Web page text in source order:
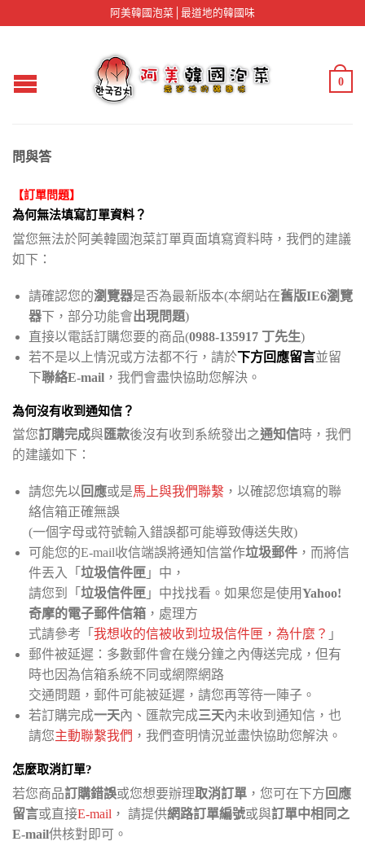
阿美韓國泡菜│最道地的韓國味
0
問與答
【訂單問題】
為何無法填寫訂單資料？
當您無法於阿美韓國泡菜訂單頁面填寫資料時，我們的建議
如下：
請確認您的瀏覽器是否為最新版本(本網站在舊版IE6瀏覽
器下，部分功能會出現問題)
直接以電話訂購您要的商品(0988-135917 丁先生)
若不是以上情況或方法都不行，請於下方回應留言並留
下聯絡E-mail ，我們會盡快協助您解決。
為何沒有收到通知信？
當您訂購完成與匯款後沒有收到系統發出之通知信時，我們
的建議如下：
請您先以 回應或是馬上與我們聯繫 ，以確認您填寫的聯
絡信箱正確無誤
(一個字母或符號輸入錯誤都可能導致傳送失敗)
可能您的E-mail收信端誤將通知信當作垃圾郵件 ，而將信
件丟入「 垃圾信件匣 」中，
請您到「 垃圾信件匣 」中找找看。如果您是使用Yahoo!
奇摩的電子郵件信箱 ，處理方
式請參考「 我想收的信被收到垃圾信件匣，為什麼？ 」
郵件被延遲：多數郵件會在幾分鐘之內傳送完成，但有
時也因為信箱系統不同或網際網路
交通問題，郵件可能被延遲，請您再等待一陣子。
若訂購完成一天內、匯款完成三天內未收到通知信，也
請您主動聯繫我們 ，我們查明情況並盡快協助您解決。
怎麼取消訂單?
若您商品訂購錯誤或您想要辦理取消訂單 ，您可在下方 回應
留言或直接E-mail ， 請提供網路訂單編號或與訂單中相同之
E-mail供核對即可。